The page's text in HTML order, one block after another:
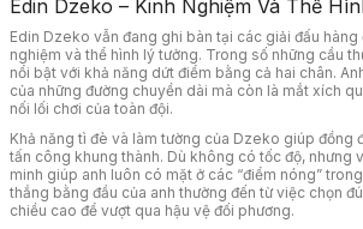
Edin Dzeko – Kinh Nghiệm Và Thể
Edin Dzeko vẫn đang ghi bàn tại các giải đấu hàng
nghiệm và thể hình lý tưởng. Trong số những cầu
nổi bật với khả năng dứt điểm bằng cả hai chân.
của những đường chuyền dài mà còn là mắt xích
nối lối chơi của toàn đội.
Khả năng tì đè và làm tường của Dzeko giúp đồng
tấn công khung thành. Dù không có tốc độ, nhưng
minh giúp anh luôn có mặt ở các “điểm nóng”
thắng bằng đầu của anh thường đến từ việc chọn
chiều cao để vượt qua hậu vệ đối phương.